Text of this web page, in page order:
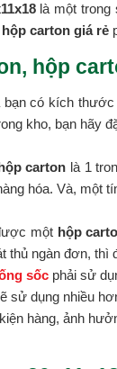
là một trong
hộp carton giá rẻ
hộp
bạn có kích thước
kho, bạn hãy
carton là 1
hóa. Và, một
một hộp
thủ ngàn đơn,
sốc phải sử
sử dụng nhiều
hàng, ảnh